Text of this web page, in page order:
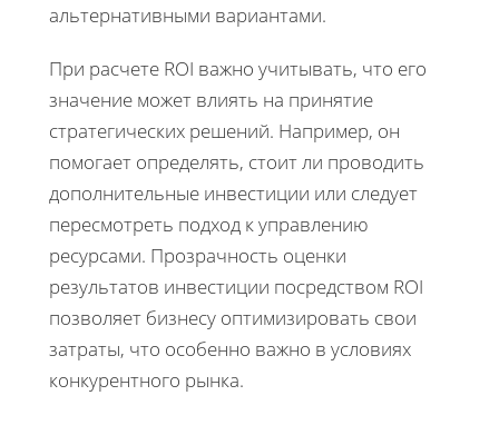
альтернативными вариантами.
При расчете ROI важно учитывать, что его
значение может влиять на принятие
стратегических решений. Например, он
помогает определять, стоит ли проводить
дополнительные инвестиции или следует
пересмотреть подход к управлению
ресурсами. Прозрачность оценки
результатов инвестиции посредством ROI
позволяет бизнесу оптимизировать свои
затраты, что особенно важно в условиях
конкурентного рынка.